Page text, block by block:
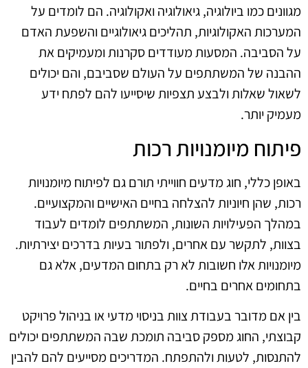
מגוונים כמו ביולוגיה, גיאולוגיה ואקולוגיה. הם לומדים על
המערכות האקולוגיות, תהליכים גיאולוגיים והשפעת האדם
על הסביבה. המסעות מעודדים סקרנות ומעמיקים את
ההבנה של המשתתפים על העולם שסביבם, והם יכולים
לשאול שאלות ולבצע תצפיות שיסייעו להם לפתח ידע
מעמיק יותר.
פיתוח מיומנויות רכות
באופן כללי, חוג מדעים חווייתי תורם גם לפיתוח מיומנויות
רכות, שהן חיוניות להצלחה בחיים האישיים והמקצועיים.
במהלך הפעילויות השונות, המשתתפים לומדים לעבוד
בצוות, לתקשר עם אחרים, ולפתור בעיות בדרכים יצירתיות.
מיומנויות אלו חשובות לא רק בתחום המדעים, אלא גם
בתחומים אחרים בחיים.
בין אם מדובר בעבודת צוות בניסוי מדעי או בניהול פרויקט
קבוצתי, החוג מספק סביבה תומכת שבה המשתתפים יכולים
להתנסות, לטעות ולהתפתח. המדריכים מסייעים להם להבין